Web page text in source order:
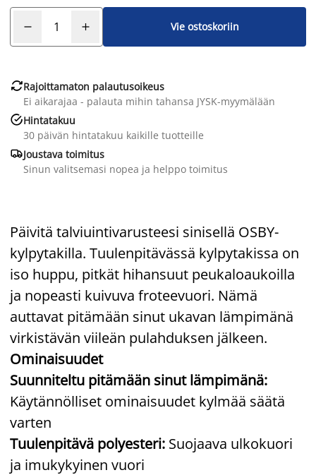
Vie ostoskoriin
Rajoittamaton palautusoikeus
Ei aikarajaa - palauta mihin tahansa JYSK-myymälään
Hintatakuu
30 päivän hintatakuu kaikille tuotteille
Joustava toimitus
Sinun valitsemasi nopea ja helppo toimitus
Päivitä talviuintivarusteesi sinisellä OSBY-
kylpytakilla. Tuulenpitävässä kylpytakissa on
iso huppu, pitkät hihansuut peukaloaukoilla
ja nopeasti kuivuva froteevuori. Nämä
auttavat pitämään sinut ukavan lämpimänä
virkistävän viileän pulahduksen jälkeen.
Ominaisuudet
Suunniteltu pitämään sinut lämpimänä:
Käytännölliset ominaisuudet kylmää säätä
varten
Tuulenpitävä polyesteri: Suojaava ulkokuori
ja imukykyinen vuori